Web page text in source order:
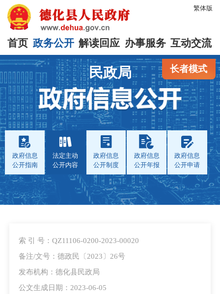
繁体版
首页 政务公开 解读回应 办事服务 互动交流
长者模式
民政局
政府信息
公开指南
法定主动
公开内容
政府信息
公开制度
政府信息
公开年报
政府信息
公开申请
索 引 号：QZ11106-0200-2023-00020
备注/文号：德政民〔2023〕26号
发布机构：德化县民政局
公文生成日期：2023-06-05